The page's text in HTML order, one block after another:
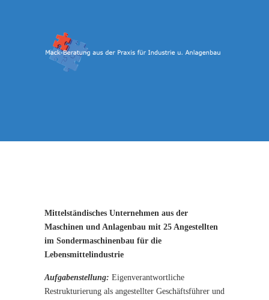
Mittelständisches Unternehmen aus der
Maschinen und Anlagenbau mit 25 Angestellten
im Sondermaschinenbau für die
Lebensmittelindustrie
Aufgabenstellung: Eigenverantwortliche
Restrukturierung als angestellter Geschäftsführer und